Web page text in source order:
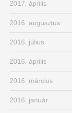
2017. április
2016. augusztus
2016. július
2016. április
2016. március
2016. január